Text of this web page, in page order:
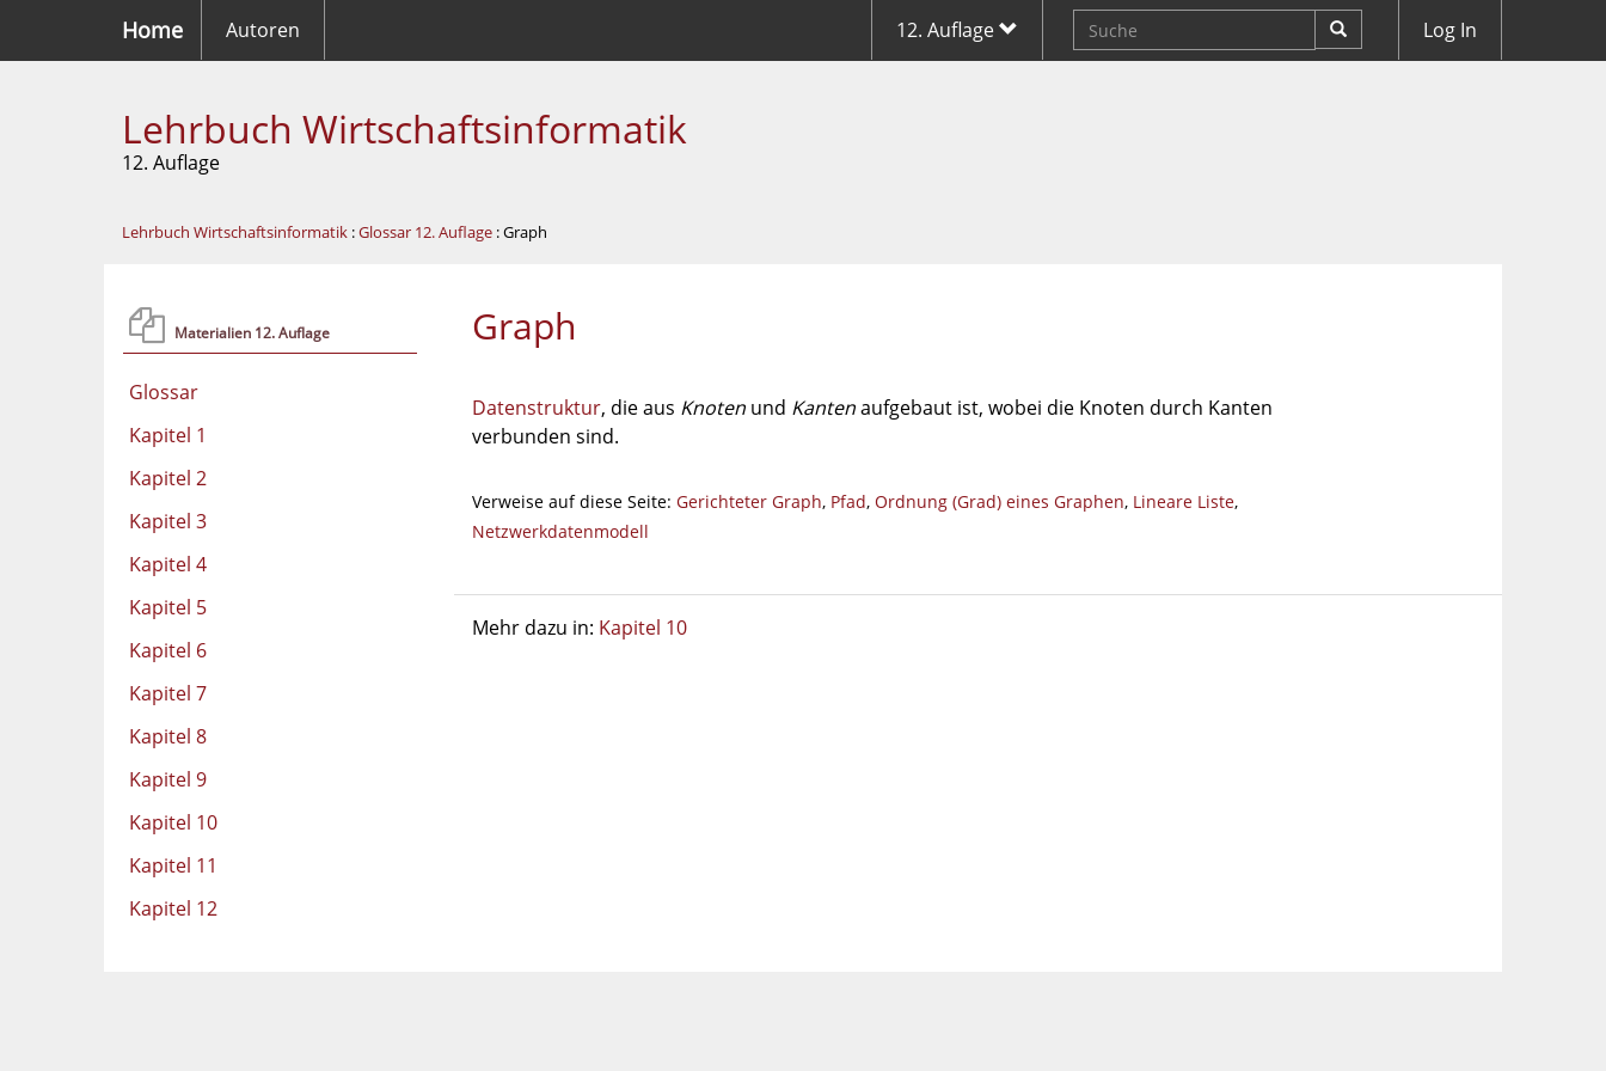
Home Autoren 12. Auflage Log In
Lehrbuch Wirtschaftsinformatik
12. Auflage
Lehrbuch Wirtschaftsinformatik :Glossar 12. Auflage : Graph
Materialien 12. Auflage
Glossar
Kapitel 1
Kapitel 2
Kapitel 3
Kapitel 4
Kapitel 5
Kapitel 6
Kapitel 7
Kapitel 8
Kapitel 9
Kapitel 10
Kapitel 11
Kapitel 12
Graph
Datenstruktur, die aus Knoten und Kantenaufgebaut ist, wobei die Knoten durch Kanten
verbunden sind.
Verweise auf diese Seite: Gerichteter Graph, Pfad, Ordnung (Grad) eines Graphen, Lineare Liste,
Netzwerkdatenmodell
Mehr dazu in: Kapitel 10